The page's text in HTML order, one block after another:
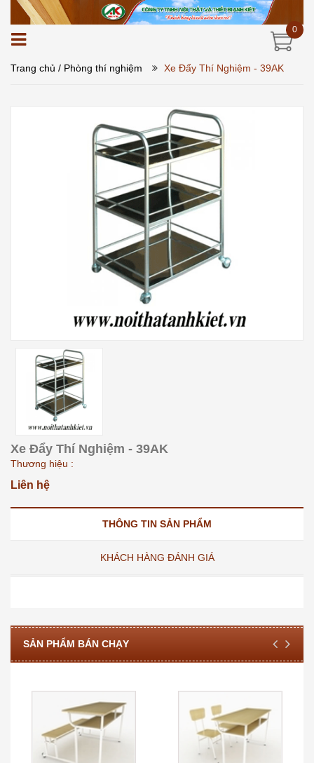
0
Trang chủ / Phòng thí nghiệm Xe Đẩy Thí Nghiệm - 39AK
Xe Đẩy Thí Nghiệm - 39AK
Thương hiệu :
Liên hệ
THÔNG TIN SẢN PHẨM
KHÁCH HÀNG ĐÁNH GIÁ
SẢN PHẨM BÁN CHẠY